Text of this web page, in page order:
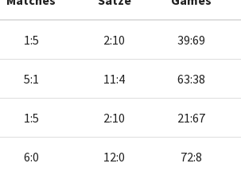
1:5 2:10 39:69
5:1 11:4 63:38
1:5 2:10 21:67
6:0 12:0 72:8